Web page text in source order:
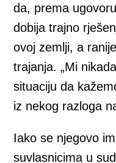
da, prema
dobija trajno
ovoj zemlji, a
trajanja. „Mi
situaciju da
iz nekog razloga
Iako se njegovo
suvlasnicima u